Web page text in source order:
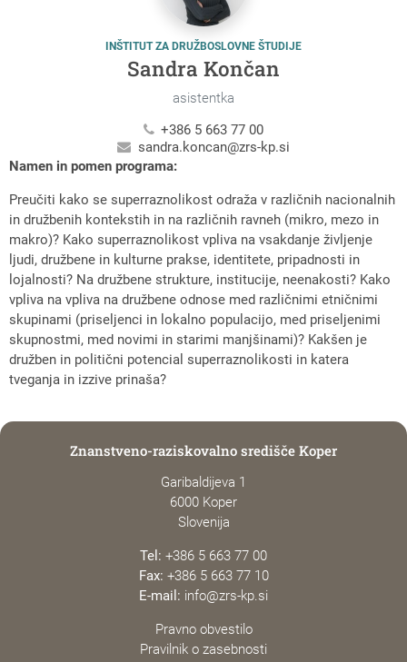
INŠTITUT ZA DRUŽBOSLOVNE ŠTUDIJE
Sandra Končan
asistentka
+386 5 663 77 00
sandra.koncan@zrs-kp.si
Namen in pomen programa:
Preučiti kako se superraznolikost odraža v različnih nacionalnih
in družbenih kontekstih in na različnih ravneh (mikro, mezo in
makro)? Kako superraznolikost vpliva na vsakdanje življenje
ljudi, družbene in kulturne prakse, identitete, pripadnosti in
lojalnosti? Na družbene strukture, institucije, neenakosti? Kako
vpliva na vpliva na družbene odnose med različnimi etničnimi
skupinami (priseljenci in lokalno populacijo, med priseljenimi
skupnostmi, med novimi in starimi manjšinami)? Kakšen je
družben in politični potencial superraznolikosti in katera
tveganja in izzive prinaša?
Znanstveno-raziskovalno središče Koper
Garibaldijeva 1
6000 Koper
Slovenija
Tel: +386 5 663 77 00
Fax: +386 5 663 77 10
E-mail: info@zrs-kp.si
Pravno obvestilo
Pravilnik o zasebnosti